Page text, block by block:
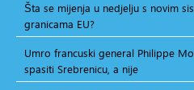
Šta se mijenja u nedjelju s novim
granicama EU?
Umro francuski general Philippe
spasiti Srebrenicu, a nije